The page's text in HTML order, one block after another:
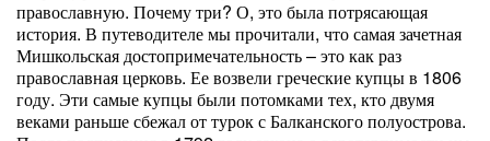
православную. Почему три? О, это была потрясающая
история. В путеводителе мы прочитали, что самая зачетная
Мишкольская достопримечательность – это как раз
православная церковь. Ее возвели греческие купцы в 1806
году. Эти самые купцы были потомками тех, кто двумя
веками раньше сбежал от турок с Балканского полуострова.